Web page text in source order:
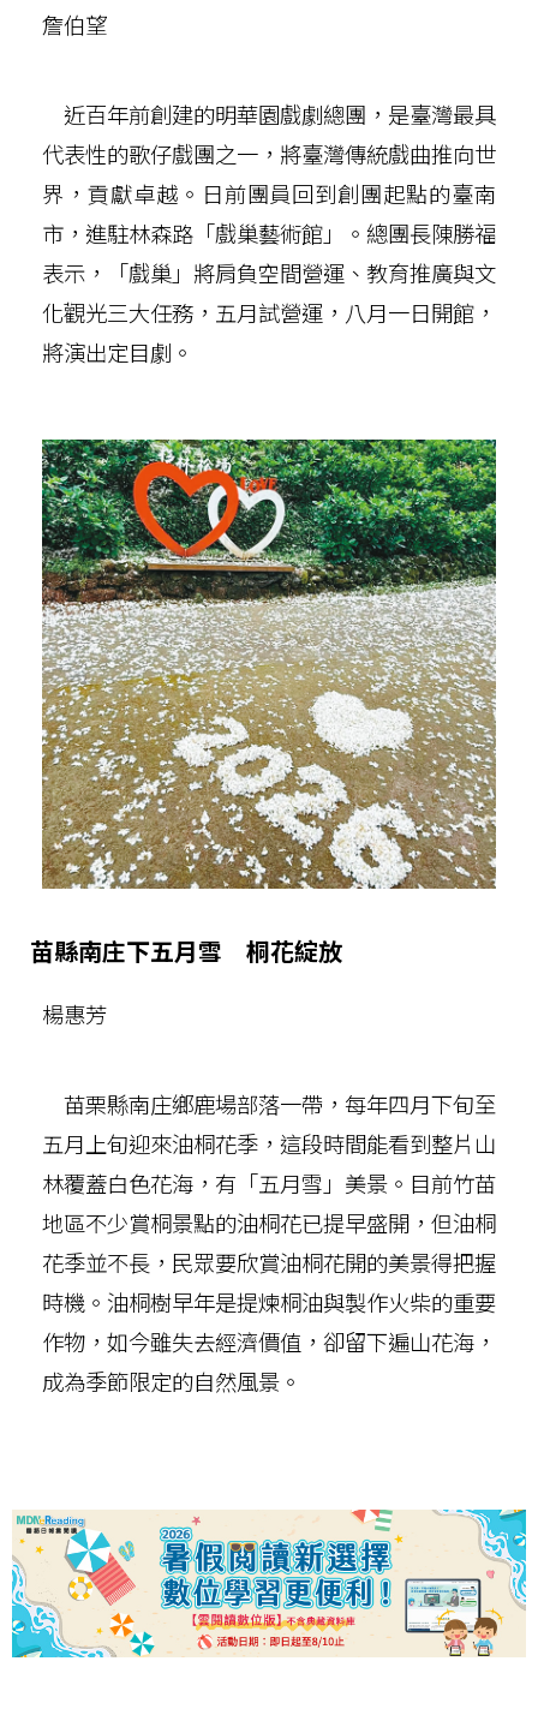
詹伯望
近百年前創建的明華園戲劇總團，是臺灣最具
代表性的歌仔戲團之一，將臺灣傳統戲曲推向世
界，貢獻卓越。日前團員回到創團起點的臺南
市，進駐林森路「戲巢藝術館」。總團長陳勝福
表示，「戲巢」將肩負空間營運、教育推廣與文
化觀光三大任務，五月試營運，八月一日開館，
將演出定目劇。
苗縣南庄下五月雪 桐花綻放
楊惠芳
苗栗縣南庄鄉鹿場部落一帶，每年四月下旬至
五月上旬迎來油桐花季，這段時間能看到整片山
林覆蓋白色花海，有「五月雪」美景。目前竹苗
地區不少賞桐景點的油桐花已提早盛開，但油桐
花季並不長，民眾要欣賞油桐花開的美景得把握
時機。油桐樹早年是提煉桐油與製作火柴的重要
作物，如今雖失去經濟價值，卻留下遍山花海，
成為季節限定的自然風景。